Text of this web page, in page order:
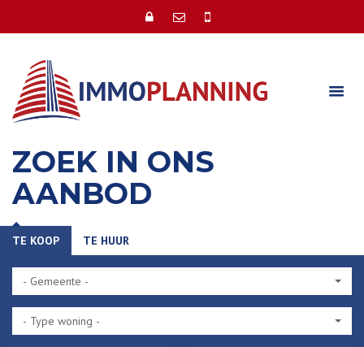
ZOEK IN ONS
AANBOD
- Gemeente -
- Type woning -
TE KOOP TE HUUR